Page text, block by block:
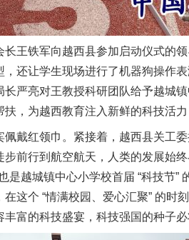
铁军向越西县参加启动仪式的领
还让学生现场进行了机器狗操作
严亮对王教授科研团队给予越城
，为越西教育注入新鲜的科技活力
红领巾。紧接着，越西县关工委
前行到航空航天，人类的发展始
越城镇中心小学校首届 “科技节”
这个 “情满校园、爱心汇聚” 的时
富的科技盛宴，科技强国的种子